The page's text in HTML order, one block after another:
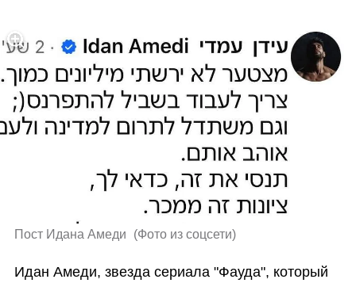
Пост Идана Амеди (Фото из соцсети)
Идан Амеди, звезда сериала "Фауда", который